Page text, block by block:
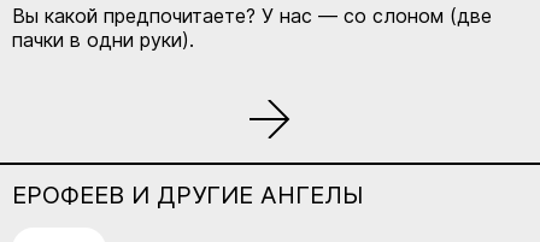
Вы какой предпочитаете? У нас — со слоном (две
пачки в одни руки).
ЕРОФЕЕВ И ДРУГИЕ АНГЕЛЫ